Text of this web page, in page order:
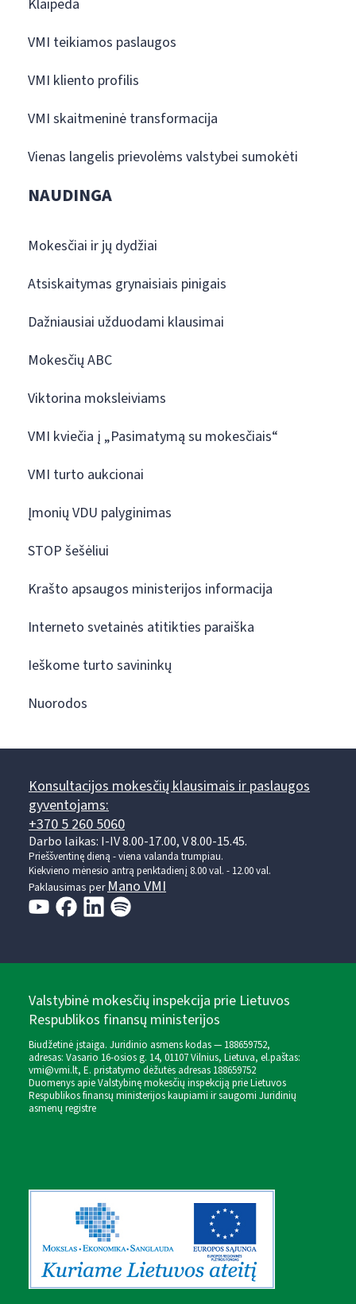
Klaipėda
VMI teikiamos paslaugos
VMI kliento profilis
VMI skaitmeninė transformacija
Vienas langelis prievolėms valstybei sumokėti
NAUDINGA
Mokesčiai ir jų dydžiai
Atsiskaitymas grynaisiais pinigais
Dažniausiai užduodami klausimai
Mokesčių ABC
Viktorina moksleiviams
VMI kviečia į „Pasimatymą su mokesčiais“
VMI turto aukcionai
Įmonių VDU palyginimas
STOP šešėliui
Krašto apsaugos ministerijos informacija
Interneto svetainės atitikties paraiška
Ieškome turto savininkų
Nuorodos
Konsultacijos mokesčių klausimais ir paslaugos
gyventojams:
+370 5 260 5060
Darbo laikas: I-IV 8.00-17.00, V 8.00-15.45.
Prieššventinę dieną - viena valanda trumpiau.
Kiekvieno mėnesio antrą penktadienį 8.00 val. - 12.00 val.
Paklausimas perMano VMI
Valstybinė mokesčių inspekcija prie Lietuvos
Respublikos finansų ministerijos
Biudžetinė įstaiga. Juridinio asmens kodas — 188659752,
adresas: Vasario 16-osios g. 14, 01107 Vilnius, Lietuva, el.paštas:
vmi@vmi.lt, E. pristatymo dėžutės adresas 188659752
Duomenys apie Valstybinę mokesčių inspekciją prie Lietuvos
Respublikos finansų ministerijos kaupiami ir saugomi Juridinių
asmenų registre